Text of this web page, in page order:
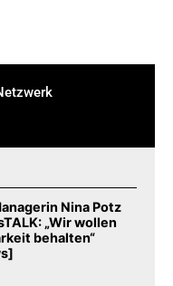
Nina Potz
„Wir wollen
behalten“